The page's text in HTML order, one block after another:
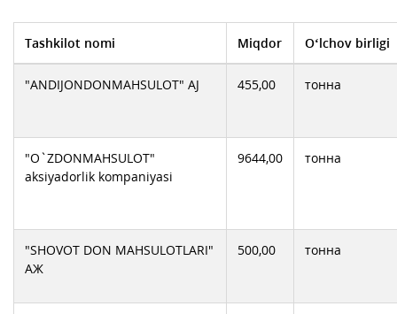
ООО Турткул дон
Хонка дон махсулотлари АЖ
Tashkilot nomi Miqdor O‘lchov birligi
"ANDIJONDONMAHSULOT" AJ 455,00 тонна
"O`ZDONMAHSULOT"
aksiyadorlik komрaniyasi
9644,00 тонна
"SHOVOT DON MAHSULOTLARI"
АЖ
500,00 тонна